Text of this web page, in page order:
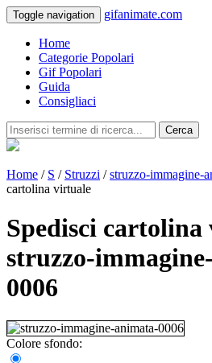
Toggle navigation gifanimate.com
Home
Categorie Popolari
Gif Popolari
Guida
Consigliaci
Cerca
Home / S / Struzzi /struzzo-immagine-
cartolina virtuale
Spedisci
struzzo-
0006
Colore sfondo: